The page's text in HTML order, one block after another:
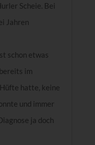
Scheie. Bei
Jahren
schon etwas
im
hatte, keine
und immer
ja doch